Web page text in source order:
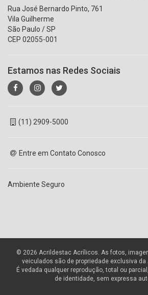
Rua José Bernardo Pinto, 761
Vila Guilherme
São Paulo / SP
CEP 02055-001
Estamos nas Redes Sociais
(11) 2909-5000
Entre em Contato Conosco
Ambiente Seguro
© 2026 Acrildestac Acrílicos. As fotos,
veiculados são de propriedade exclusiva
É vedada qualquer reprodução, total ou
de identidade, sem expressa